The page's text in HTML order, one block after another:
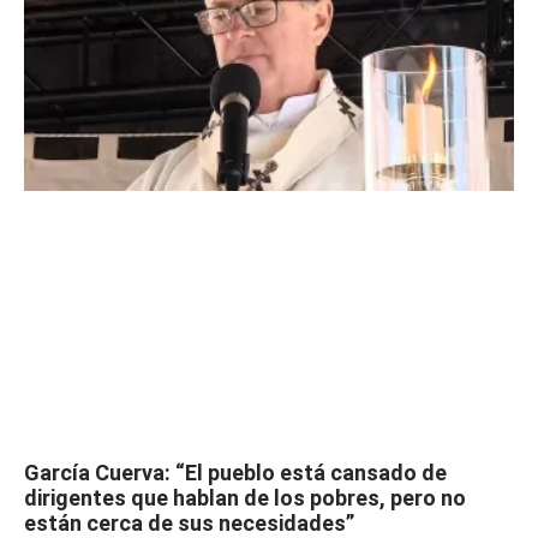
García Cuerva: “El pueblo está cansado de
dirigentes que hablan de los pobres, pero no
están cerca de sus necesidades”